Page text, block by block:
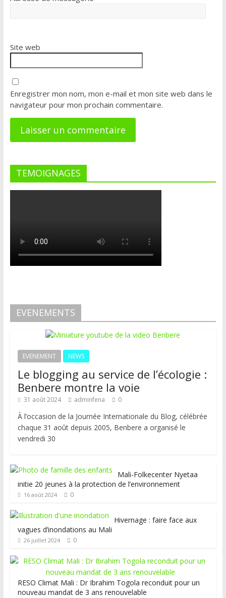
Site web
Enregistrer mon nom, mon e-mail et mon site web dans le
navigateur pour mon prochain commentaire.
TEMOIGNAGES
EVENEMENTS
EVENEMENT NEWS
Le blogging au service de l’écologie :
Benbere montre la voie
31 août 2024 adminfena 0
À l’occasion de la Journée Internationale du Blog, célébrée
chaque 31 août depuis 2005, Benbere a organisé le
vendredi 30
Mali-Folkecenter Nyetaa
initie 20 jeunes à la protection de l’environnement
16 août 2024 0
Hivernage : faire face aux
vagues d’inondations au Mali
26 juillet 2024 0
RESO Climat Mali : Dr Ibrahim Togola reconduit pour un
nouveau mandat de 3 ans renouvelable